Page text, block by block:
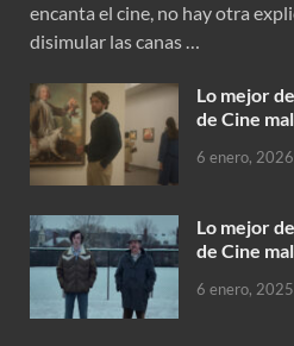
encanta el cine, no hay otra
disimular las canas …
Lo mejor
de Cine
6 enero, 2026
Lo mejor
de Cine
6 enero, 2025